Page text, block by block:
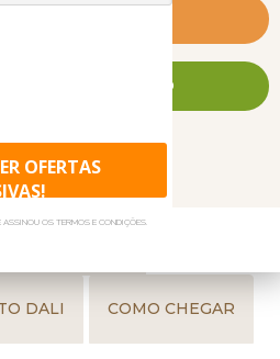
esportes aquáticos, quadras de
jogos, academia, cinema e
oferece shows temáticos e
para todas as idades.
promoções de viagens para
AGORA MESMO
GASTRONOMIA
DALI COMO CHEGAR
OFERTAS
OS TERMOS E CONDIÇÕES.